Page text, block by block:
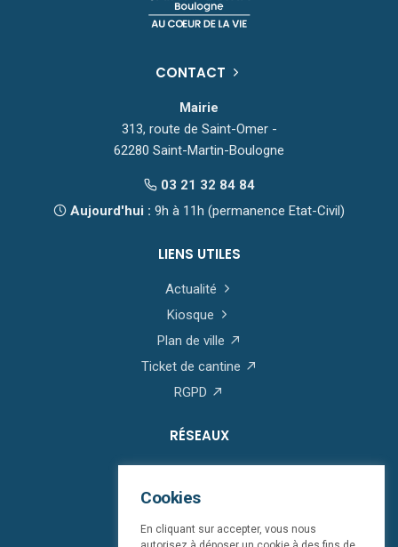
CONTACT
Mairie
313, route de Saint-Omer -
62280 Saint-Martin-Boulogne
03 21 32 84 84
Aujourd'hui : 9h à 11h (permanence Etat-Civil)
LIENS UTILES
Actualité
Kiosque
Plan de ville
Ticket de cantine
RGPD
RÉSEAUX
Cookies
En cliquant sur accepter, vous nous